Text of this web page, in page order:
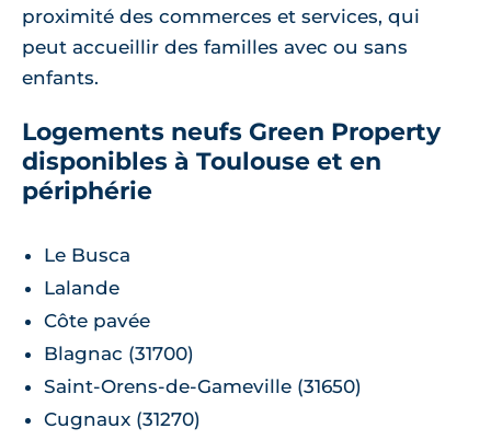
proximité des commerces et services, qui
peut accueillir des familles avec ou sans
enfants.
Logements neufs Green Property
disponibles à Toulouse et en
périphérie
Le Busca
Lalande
Côte pavée
Blagnac (31700)
Saint-Orens-de-Gameville (31650)
Cugnaux (31270)